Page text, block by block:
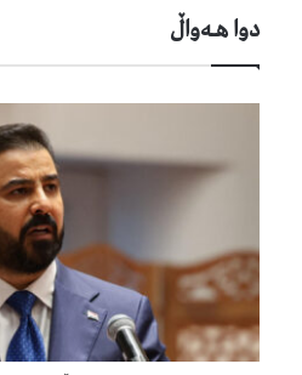
دوا هـه‌واڵ